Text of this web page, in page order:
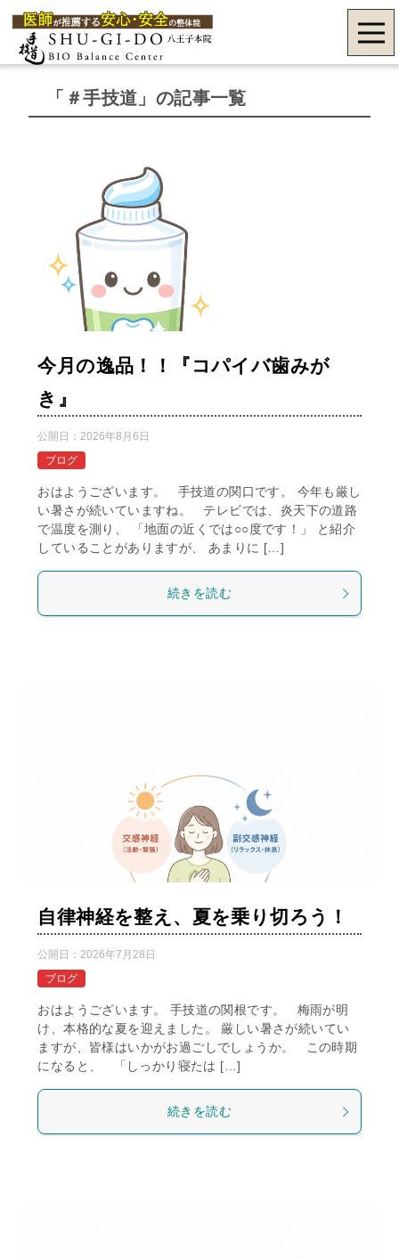
「＃手技道」の記事一覧
今月の逸品！！『コパイバ歯みが
き』
公開日：2026年8月6日
ブログ
おはようございます。 手技道の関口です。 今年も厳し
い暑さが続いていますね。 テレビでは、炎天下の道路
で温度を測り、 「地面の近くでは○○度です！」 と紹介
していることがありますが、 あまりに […]
続きを読む
自律神経を整え、夏を乗り切ろう！
公開日：2026年7月28日
ブログ
おはようございます。 手技道の関根です。 梅雨が明
け、本格的な夏を迎えました。 厳しい暑さが続いてい
ますが、皆様はいかがお過ごしでしょうか。 この時期
になると、 「しっかり寝たは […]
続きを読む